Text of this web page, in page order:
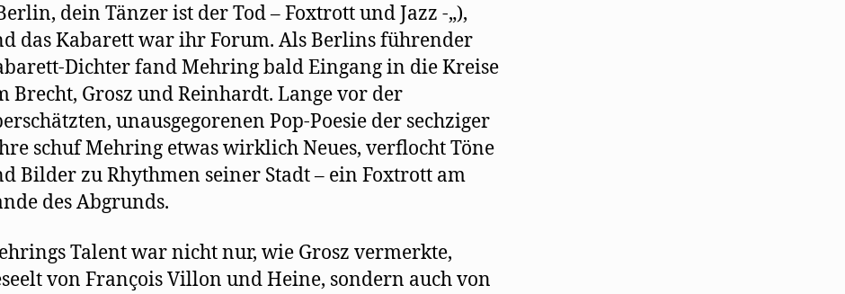
dein Tänzer ist der Tod – Foxtrott und Jazz -„),
das Kabarett war ihr Forum. Als Berlins führender
Dichter fand Mehring bald Eingang in die Kreise
Brecht, Grosz und Reinhardt. Lange vor der
unausgegorenen Pop-Poesie der sechziger
schuf Mehring etwas wirklich Neues, verflocht Töne
Bilder zu Rhythmen seiner Stadt – ein Foxtrott am
des Abgrunds.
Talent war nicht nur, wie Grosz vermerkte,
von François Villon und Heine, sondern auch von